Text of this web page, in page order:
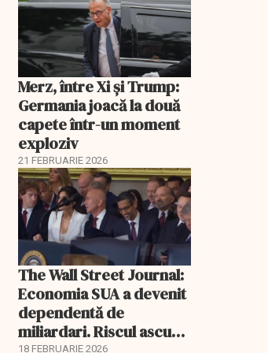
Merz, între Xi și Trump:
Germania joacă la două
capete într-un moment
exploziv
21 FEBRUARIE 2026
The Wall Street Journal:
Economia SUA a devenit
dependentă de
miliardari. Riscul ascuns
18 FEBRUARIE 2026